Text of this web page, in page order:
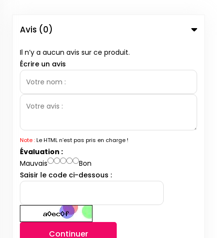
Avis (0)
Il n’y a aucun avis sur ce produit.
Écrire un avis
Note :Le HTML n’est pas pris en charge !
Évaluation :
Mauvais
Bon
Saisir le code ci-dessous :
Continuer